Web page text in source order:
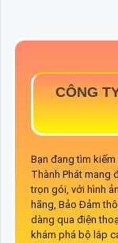
CÔNG
Bạn đang tìm
Thành Phát mang
trọn gói, với hình
hãng, Bảo Đảm
dàng qua điện
khám phá bộ lắp